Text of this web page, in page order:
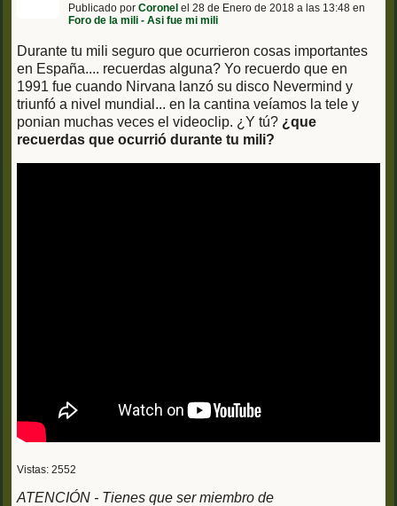
Publicado por Coronel el 28 de Enero de 2018 a las 13:48 en
Foro de la mili - Asi fue mi mili
Durante tu mili seguro que ocurrieron cosas importantes
en España.... recuerdas alguna? Yo recuerdo que en
1991 fue cuando Nirvana lanzó su disco Nevermind y
triunfó a nivel mundial... en la cantina veíamos la tele y
ponian muchas veces el videoclip. ¿Y tú? ¿que
recuerdas que ocurrió durante tu mili?
Vistas: 2552
ATENCIÓN - Tienes que ser miembro de